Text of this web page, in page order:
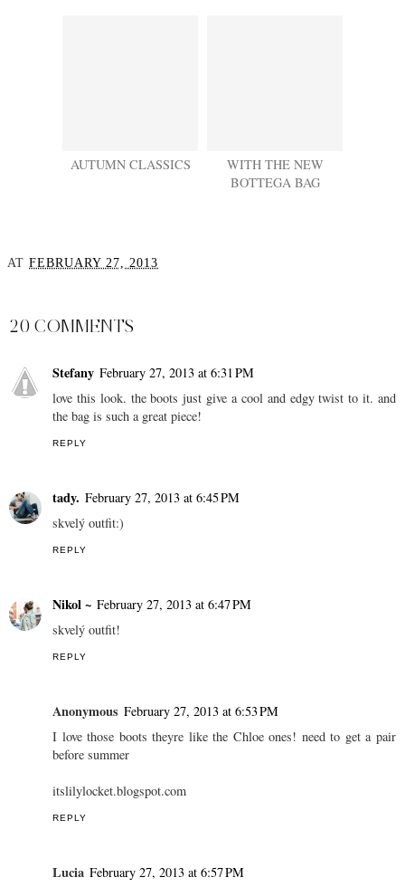
AUTUMN CLASSICS
WITH THE NEW
BOTTEGA BAG
AT FEBRUARY 27, 2013
20 COMMENTS
Stefany February 27, 2013 at 6:31 PM
love this look. the boots just give a cool and edgy twist to it. and
the bag is such a great piece!
REPLY
tady. February 27, 2013 at 6:45 PM
skvelý outfit:)
REPLY
Nikol ~ February 27, 2013 at 6:47 PM
skvelý outfit!
REPLY
Anonymous February 27, 2013 at 6:53 PM
I love those boots theyre like the Chloe ones! need to get a pair
before summer
itslilylocket.blogspot.com
REPLY
Lucia February 27, 2013 at 6:57 PM